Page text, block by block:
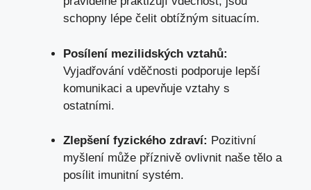
schopny lépe čelit obtížným situacím.
Posílení mezilidských vztahů:
Vyjadřování vděčnosti podporuje lepší
komunikaci a upevňuje vztahy s
ostatními.
Zlepšení fyzického zdraví: Pozitivní
myšlení může příznivě ovlivnit naše tělo a
posílit imunitní systém.